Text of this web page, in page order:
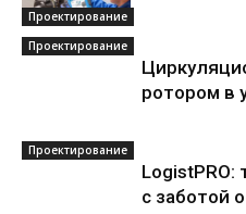
Проектирование
Проектирование
ротором в
Проектирование
LogistPRO:
с заботой